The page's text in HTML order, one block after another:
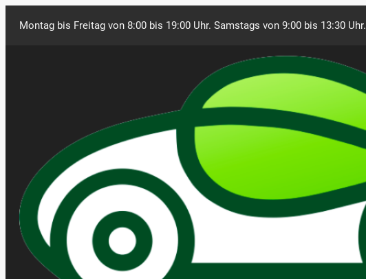
Montag bis Freitag von 8:00 bis 19:00 Uhr. Samstags von 9:00 bis 13:30 Uhr.